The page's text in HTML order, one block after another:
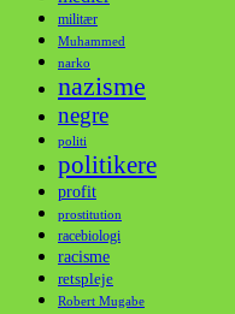
militær
Muhammed
narko
nazisme
negre
politi
politikere
profit
prostitution
racebiologi
racisme
retspleje
Robert Mugabe